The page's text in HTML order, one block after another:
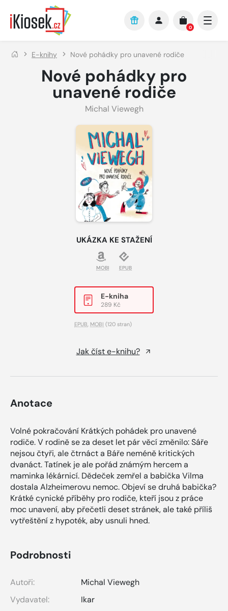
Přejít na hlavní obsah
0
E-knihy Nové pohádky pro unavené rodiče
Nové pohádky pro
unavené rodiče
Michal Viewegh
UKÁZKA KE STAŽENÍ
MOBI EPUB
E-kniha
289 Kč
EPUB, MOBI (120 stran)
Jak číst e-knihu?
Anotace
Volné pokračování Krátkých pohádek pro unavené
rodiče. V rodině se za deset let pár věcí změnilo: Sáře
nejsou čtyři, ale čtrnáct a Báře neméně kritických
dvanáct. Tatínek je ale pořád známým hercem a
maminka lékárnicí. Dědeček zemřel a babička Vilma
dostala Alzheimerovu nemoc. Objeví se druhá babička?
Krátké cynické příběhy pro rodiče, kteří jsou z práce
moc unavení, aby přečetli deset stránek, ale také příliš
vytřeštění z hypoték, aby usnuli hned.
Podrobnosti
Autoři:
Michal Viewegh
Vydavatel:
Ikar